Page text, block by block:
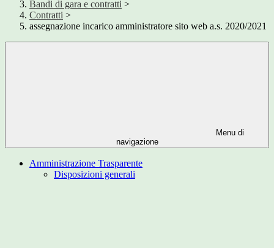
Bandi di gara e contratti >
Contratti >
assegnazione incarico amministratore sito web a.s. 2020/2021
Menu di
navigazione
Amministrazione Trasparente
Disposizioni generali